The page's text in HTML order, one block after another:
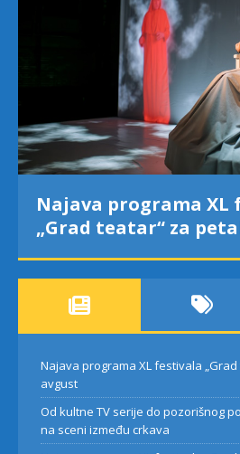
Najava programa XL
„Grad teatar“ za
Najava programa XL festivala
avgust
Od kultne TV serije do pozorišnog
na sceni između crkava